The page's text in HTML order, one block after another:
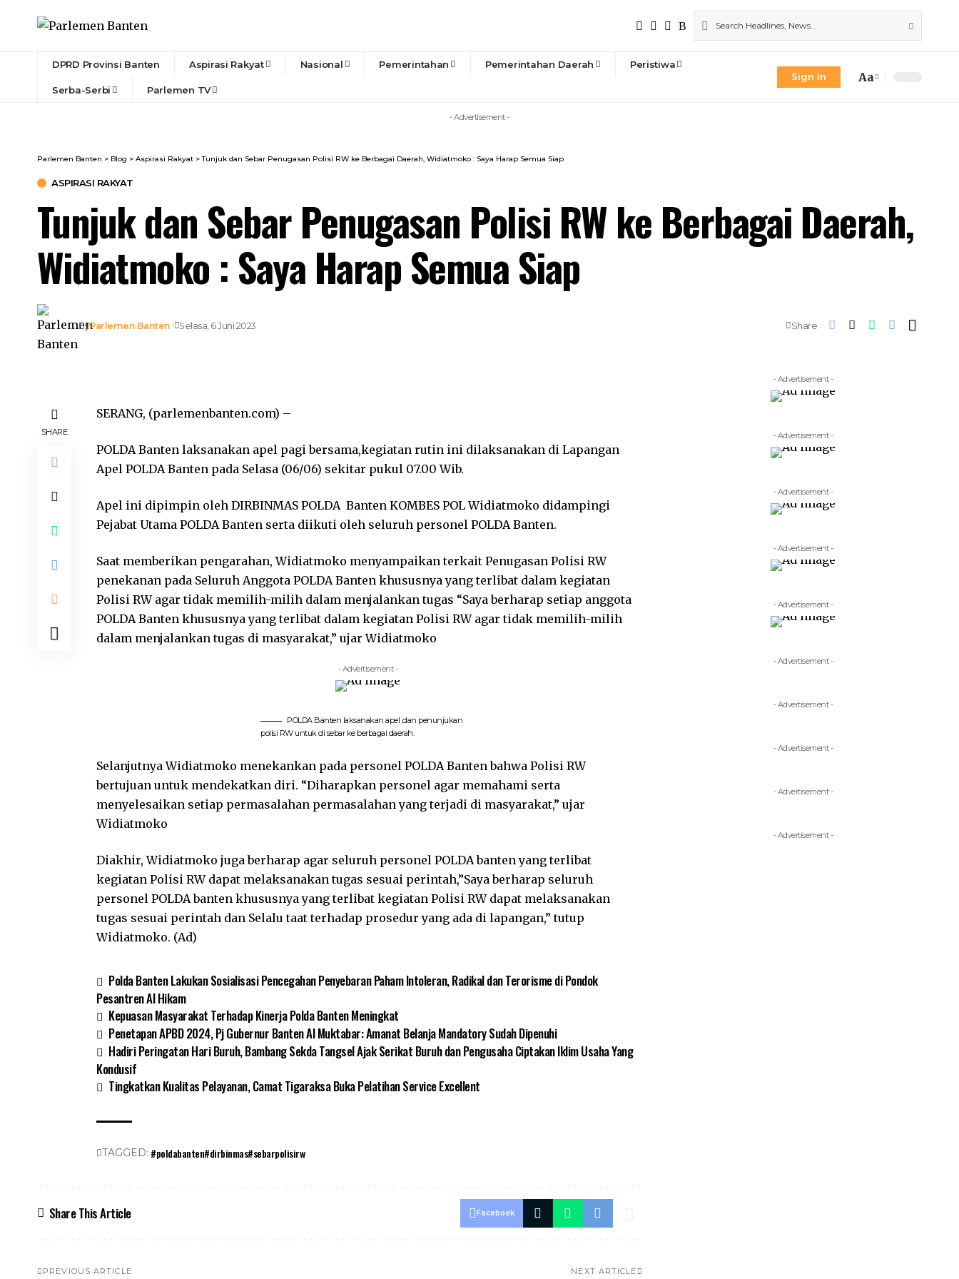
DPRD Provinsi Banten Aspirasi Rakyat Nasional Pemerintahan Pemerintahan Daerah Peristiwa
Serba-Serbi Parlemen TV
Sign In
Font
Aa
- Advertisement -
Parlemen Banten > Blog > Aspirasi Rakyat >Tunjuk dan Sebar Penugasan Polisi RW ke Berbagai Daerah, Widiatmoko : Saya Harap Semua Siap
ASPIRASI RAKYAT
Tunjuk dan Sebar Penugasan Polisi RW ke Berbagai Daerah,
Widiatmoko : Saya Harap Semua Siap
ByParlemen Banten Selasa, 6 Juni 2023 Share
SHARE
SERANG, (parlemenbanten.com) –
POLDA Banten laksanakan apel pagi bersama,kegiatan rutin ini dilaksanakan di Lapangan
Apel POLDA Banten pada Selasa (06/06) sekitar pukul 07.00 Wib.
Apel ini dipimpin oleh DIRBINMAS POLDA Banten KOMBES POL Widiatmoko didampingi
Pejabat Utama POLDA Banten serta diikuti oleh seluruh personel POLDA Banten.
Saat memberikan pengarahan, Widiatmoko menyampaikan terkait Penugasan Polisi RW
penekanan pada Seluruh Anggota POLDA Banten khususnya yang terlibat dalam kegiatan
Polisi RW agar tidak memilih-milih dalam menjalankan tugas “Saya berharap setiap anggota
POLDA Banten khususnya yang terlibat dalam kegiatan Polisi RW agar tidak memilih-milih
dalam menjalankan tugas di masyarakat,” ujar Widiatmoko
- Advertisement -
POLDA Banten laksanakan apel ,dan penunjukan
polisi RW untuk di sebar ke berbagai daerah.
Selanjutnya Widiatmoko menekankan pada personel POLDA Banten bahwa Polisi RW
bertujuan untuk mendekatkan diri. “Diharapkan personel agar memahami serta
menyelesaikan setiap permasalahan permasalahan yang terjadi di masyarakat,” ujar
Widiatmoko
Diakhir, Widiatmoko juga berharap agar seluruh personel POLDA banten yang terlibat
kegiatan Polisi RW dapat melaksanakan tugas sesuai perintah,”Saya berharap seluruh
personel POLDA banten khususnya yang terlibat kegiatan Polisi RW dapat melaksanakan
tugas sesuai perintah dan Selalu taat terhadap prosedur yang ada di lapangan,” tutup
Widiatmoko. (Ad)
Polda Banten Lakukan Sosialisasi Pencegahan Penyebaran Paham Intoleran, Radikal dan Terorisme di Pondok
Pesantren Al Hikam
Kepuasan Masyarakat Terhadap Kinerja Polda Banten Meningkat
Penetapan APBD 2024, Pj Gubernur Banten Al Muktabar: Amanat Belanja Mandatory Sudah Dipenuhi
Hadiri Peringatan Hari Buruh, Bambang Sekda Tangsel Ajak Serikat Buruh dan Pengusaha Ciptakan Iklim Usaha Yang
Kondusif
Tingkatkan Kualitas Pelayanan, Camat Tigaraksa Buka Pelatihan Service Excellent
TAGGED: #poldabanten#dirbinmas#sebarpolisirw
Share This Article Facebook
PREVIOUS ARTICLE NEXT ARTICLE
- Advertisement -
- Advertisement -
- Advertisement -
- Advertisement -
- Advertisement -
- Advertisement -
- Advertisement -
- Advertisement -
- Advertisement -
- Advertisement -